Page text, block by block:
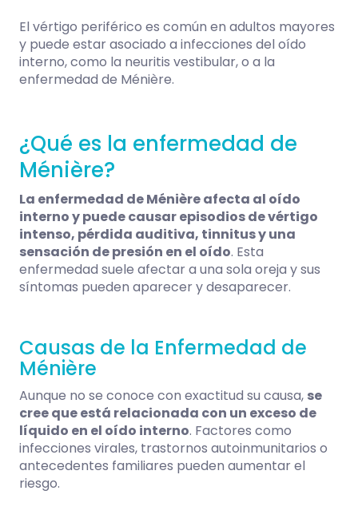
El vértigo periférico es común en adultos mayores
y puede estar asociado a infecciones del oído
interno, como la neuritis vestibular, o a la
enfermedad de Ménière.
¿Qué es la enfermedad de
Ménière?
La enfermedad de Ménièreafecta al oído
interno y puede causar episodios de vértigo
intenso, pérdida auditiva, tinnitus y una
sensación de presión en el oído. Esta
enfermedad suele afectar a una sola oreja y sus
síntomas pueden aparecer y desaparecer.
Causas de la Enfermedad de
Ménière
Aunque no se conoce con exactitud su causa, se
cree que está relacionada con un exceso de
líquido en el oído interno. Factores como
infecciones virales, trastornos autoinmunitarios o
antecedentes familiares pueden aumentar el
riesgo.